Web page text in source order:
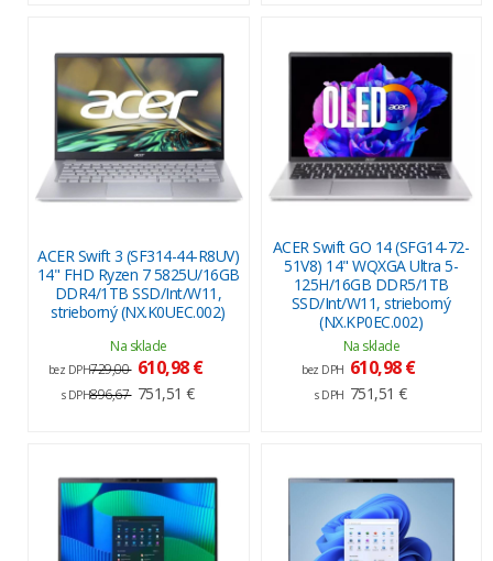
ACER Swift 3 (SF314-44-R8UV)
14" FHD Ryzen 7 5825U/16GB
DDR4/1TB SSD/Int/W11,
strieborný (NX.K0UEC.002)
Na sklade
bez DPH729,00 610,98 €
s DPH896,67 751,51 €
ACER Swift GO 14 (SFG14-72-
51V8) 14" WQXGA Ultra 5-
125H/16GB DDR5/1TB
SSD/Int/W11, strieborný
(NX.KP0EC.002)
Na sklade
bez DPH 610,98 €
s DPH 751,51 €